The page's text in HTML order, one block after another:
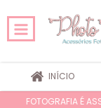
INÍCIO
FOTOGRAFIA É